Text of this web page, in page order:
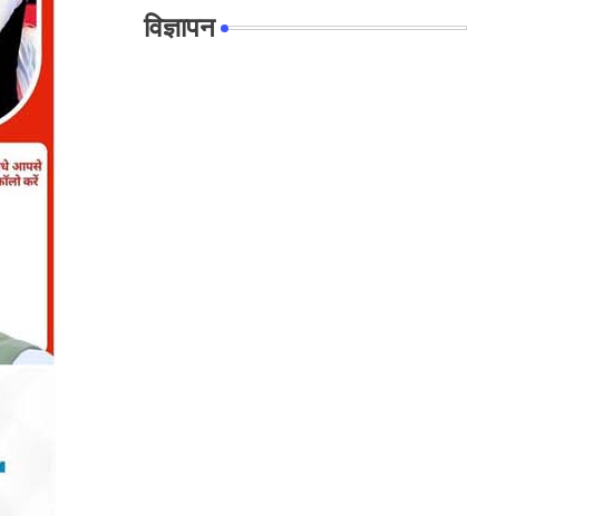
विज्ञापन